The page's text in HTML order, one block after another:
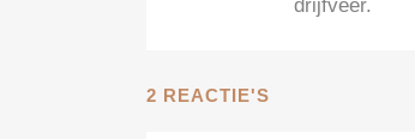
drijfveer.
2 REACTIE'S